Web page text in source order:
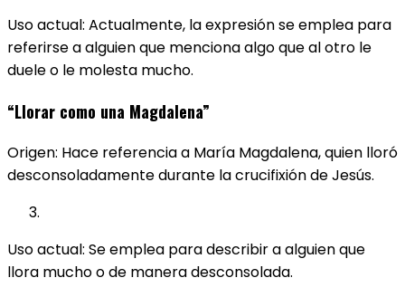
Uso actual: Actualmente, la expresión se emplea para
referirse a alguien que menciona algo que al otro le
duele o le molesta mucho.
“Llorar como una Magdalena”
Origen: Hace referencia a María Magdalena, quien lloró
desconsoladamente durante la crucifixión de Jesús.
Uso actual: Se emplea para describir a alguien que
llora mucho o de manera desconsolada.